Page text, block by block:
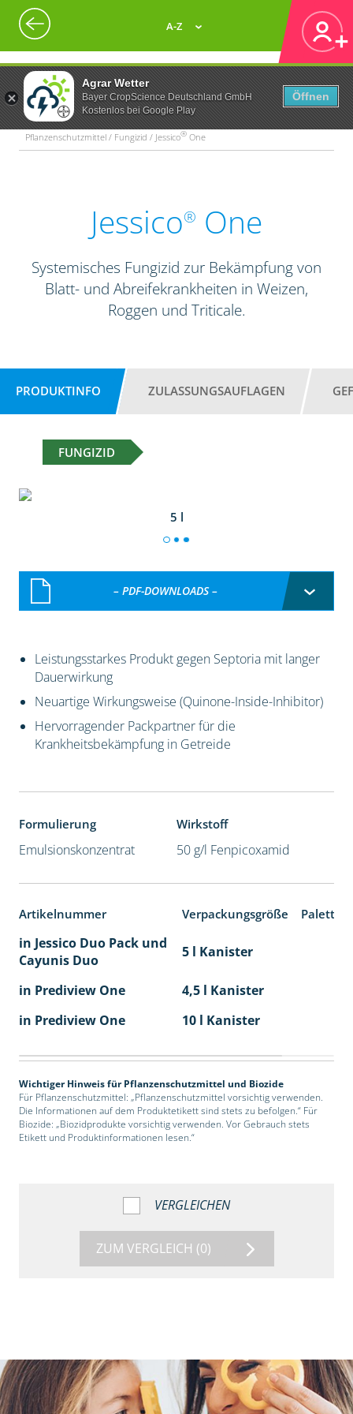
Agrar Wetter
Bayer CropScience Deutschland GmbH
Kostenlos bei Google Play
Öffnen
A-Z
Pflanzenschutzmittel / Fungizid / Jessico® One
Jessico® One
Systemisches Fungizid zur Bekämpfung von
Blatt- und Abreifekrankheiten in Weizen,
Roggen und Triticale.
PRODUKTINFO ZULASSUNGSAUFLAGEN
FUNGIZID
5 l
– PDF-DOWNLOADS –
Leistungsstarkes Produkt gegen Septoria mit langer
Dauerwirkung
Neuartige Wirkungsweise (Quinone-Inside-Inhibitor)
Hervorragender Packpartner für die
Krankheitsbekämpfung in Getreide
Formulierung
Emulsionskonzentrat
Wirkstoff
50 g/l Fenpicoxamid
Artikelnummer Verpackungsgröße
in Jessico Duo Pack und
Cayunis Duo
5 l Kanister
in Prediview One
4,5 l Kanister
in Prediview One
10 l Kanister
Wichtiger Hinweis für Pflanzenschutzmittel und Biozide
Für Pflanzenschutzmittel: „Pflanzenschutzmittel vorsichtig verwenden.
Die Informationen auf dem Produktetikett sind stets zu befolgen.“ Für
Biozide: „Biozidprodukte vorsichtig verwenden. Vor Gebrauch stets
Etikett und Produktinformationen lesen.“
VERGLEICHEN
ZUM VERGLEICH (0)